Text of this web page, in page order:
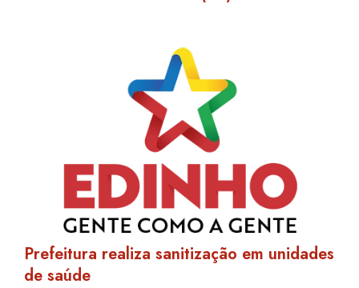
Prefeitura realiza sanitização em unidades
de saúde